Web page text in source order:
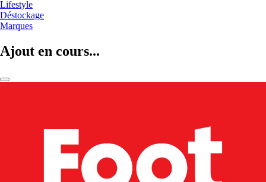
Lifestyle
Déstockage
Marques
Ajout en cours...